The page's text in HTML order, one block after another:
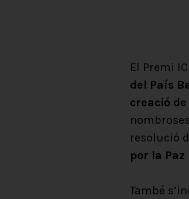
El Premi
del País
creació
resolució
por la Paz
També